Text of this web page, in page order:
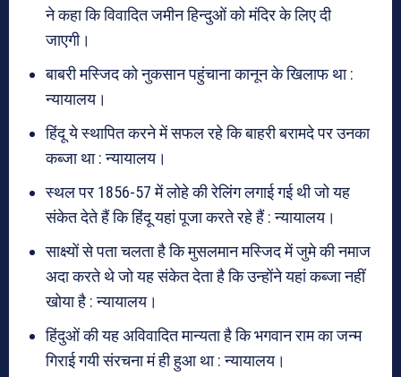
ने कहा कि विवादित जमीन हिन्दुओं को मंदिर के लिए दी
जाएगी।
बाबरी मस्जिद को नुकसान पहुंचाना कानून के खिलाफ था :
न्यायालय।
हिंदू ये स्थापित करने में सफल रहे कि बाहरी बरामदे पर उनका
कब्जा था : न्यायालय।
स्थल पर 1856-57 में लोहे की रेलिंग लगाई गई थी जो यह
संकेत देते हैं कि हिंदू यहां पूजा करते रहे हैं : न्यायालय।
साक्ष्यों से पता चलता है कि मुसलमान मस्जिद में जुमे की नमाज
अदा करते थे जो यह संकेत देता है कि उन्होंने यहां कब्जा नहीं
खोया है : न्यायालय।
हिंदुओं की यह अविवादित मान्यता है कि भगवान राम का जन्म
गिराई गयी संरचना मं ही हुआ था : न्यायालय।